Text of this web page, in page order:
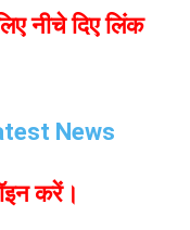
नीचे दिए लिंक
News
करें।